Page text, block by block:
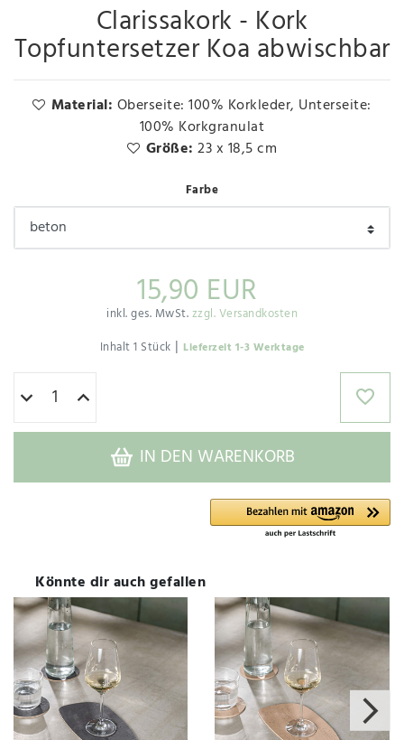
Clarissakork - Kork
Topfuntersetzer Koa abwischbar
Material: Oberseite: 100% Korkleder, Unterseite:
100% Korkgranulat
Größe: 23 x 18,5 cm
Farbe
15,90 EUR
inkl. ges. MwSt.zzgl. Versandkosten
Inhalt1 Stück | Lieferzeit 1-3 Werktage
IN DEN WARENKORB
Könnte dir auch gefallen